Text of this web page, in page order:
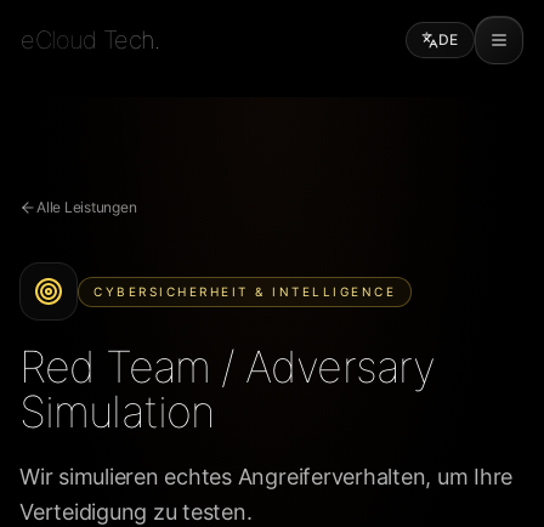
eCloud Tech. DE
Alle Leistungen
CYBERSICHERHEIT & INTELLIGENCE
Red Team / Adversary
Simulation
Wir simulieren echtes Angreiferverhalten, um Ihre
Verteidigung zu testen.